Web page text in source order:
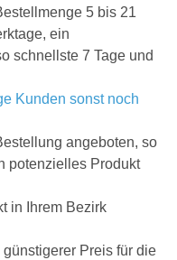
5 bis 21
ein
schnellste 7 Tage und
Kunden sonst noch
angeboten, so
potenzielles Produkt
in Ihrem Bezirk
Preis für die